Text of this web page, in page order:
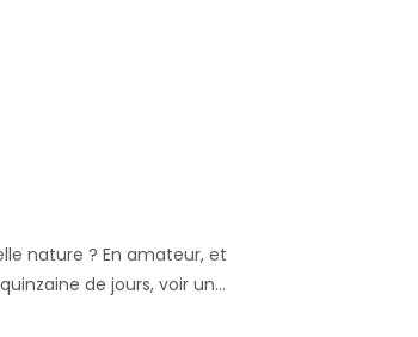
nature ? En amateur, et
de jours, voir un…